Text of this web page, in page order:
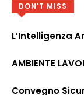
DON'T MISS
L’Intelligenza
AMBIENTE
Convegno